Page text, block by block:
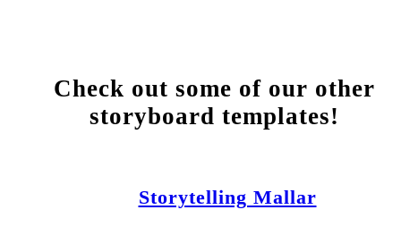
Check out some of our other
storyboard templates!
Storytelling Mallar